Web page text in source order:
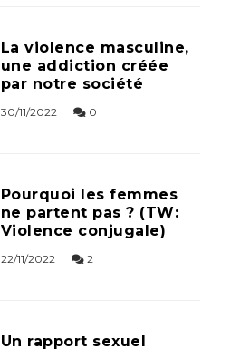
La violence masculine,
une addiction créée
par notre société
30/11/2022 0
Pourquoi les femmes
ne partent pas ? (TW:
Violence conjugale)
22/11/2022 2
Un rapport sexuel